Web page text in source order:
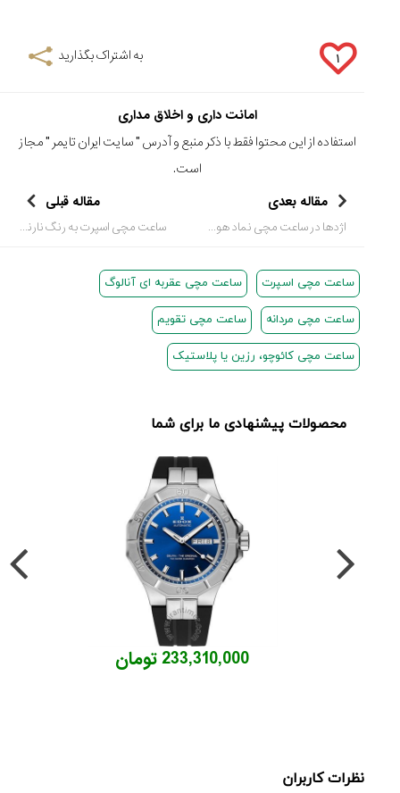
۱ به اشتراک بگذارید
امانت داری و اخلاق مداری
استفاده از این محتوا فقط با ذکر منبع و آدرس "سایت ایران تایمر " مجاز
است.
مقاله بعدی
اژدها در ساعت مچی نماد هوش و خوش بختی
مقاله قبلی
ساعت مچی اسپرت به رنگ نارنجی مدل جدید پاتک فیلیپ
ساعت مچی اسپرت ساعت مچی عقربه ای آنالوگ
ساعت مچی مردانه ساعت مچی تقویم
ساعت مچی کائوچو، رزین یا پلاستیک
محصولات پیشنهادی ما برای شما
233,310,000 تومان
نظرات کاربران